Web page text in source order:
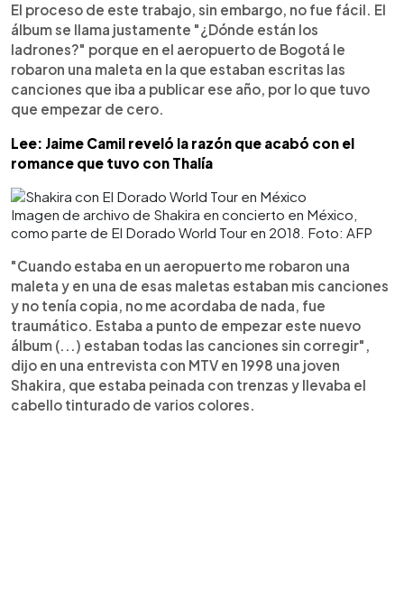
El proceso de este trabajo, sin embargo, no fue fácil. El
álbum se llama justamente "¿Dónde están los
ladrones?" porque en el aeropuerto de Bogotá le
robaron una maleta en la que estaban escritas las
canciones que iba a publicar ese año, por lo que tuvo
que empezar de cero.
Lee: Jaime Camil reveló la razón que acabó con el
romance que tuvo con Thalía
Imagen de archivo de Shakira en concierto en México,
como parte de El Dorado World Tour en 2018. Foto: AFP
"Cuando estaba en un aeropuerto me robaron una
maleta y en una de esas maletas estaban mis canciones
y no tenía copia, no me acordaba de nada, fue
traumático. Estaba a punto de empezar este nuevo
álbum (...) estaban todas las canciones sin corregir",
dijo en una entrevista con MTV en 1998 una joven
Shakira, que estaba peinada con trenzas y llevaba el
cabello tinturado de varios colores.